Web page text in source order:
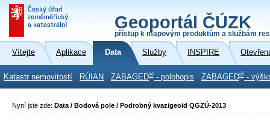
Geoportál ČÚZK
přístup k mapovým produktům a službám
Vítejte Aplikace Data Služby INSPIRE
Katastr nemovitostí RÚIAN ZABAGED® - polohopis ZABAGED® -
Nyní jste zde: Data / Bodová pole / Podrobný kvazigeoid QGZÚ-2013